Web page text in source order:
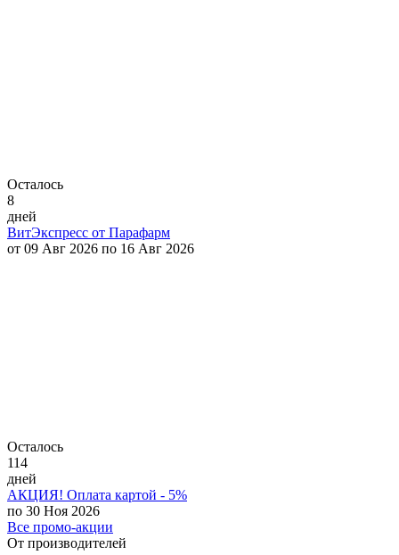
Осталось
8
дней
ВитЭкспресс от Парафарм
от 09 Авг 2026 по 16 Авг 2026
Осталось
114
дней
АКЦИЯ! Оплата картой - 5%
по 30 Ноя 2026
Все промо-акции
От производителей